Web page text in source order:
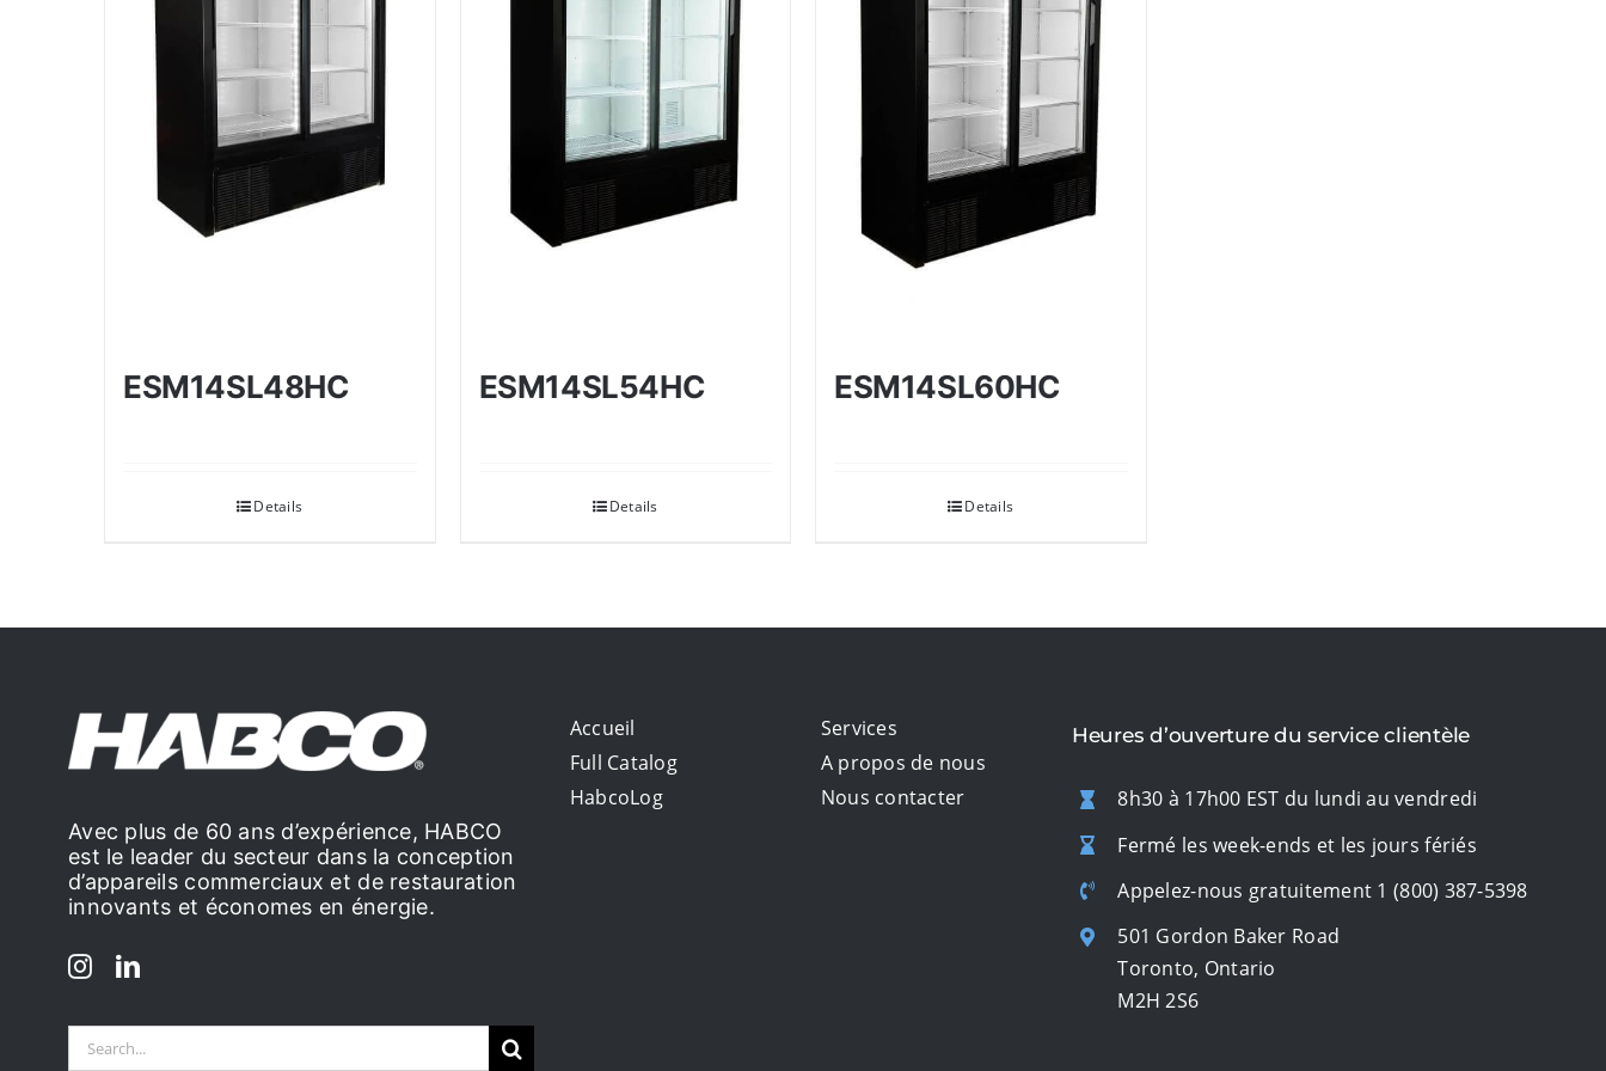
ESM14SL48HC
Details
ESM14SL54HC
Details
ESM14SL60HC
Details
Avec plus de 60 ans d’expérience, HABCO
est le leader du secteur dans la conception
d’appareils commerciaux et de restauration
innovants et économes en énergie.
Search
Accueil
Full Catalog
HabcoLog
Services
A propos de nous
Nous contacter
Heures d’ouverture du service clientèle
8h30 à 17h00 EST du lundi au vendredi
Fermé les week-ends et les jours fériés
Appelez-nous gratuitement 1 (800) 387-5398
501 Gordon Baker Road
Toronto, Ontario
M2H 2S6